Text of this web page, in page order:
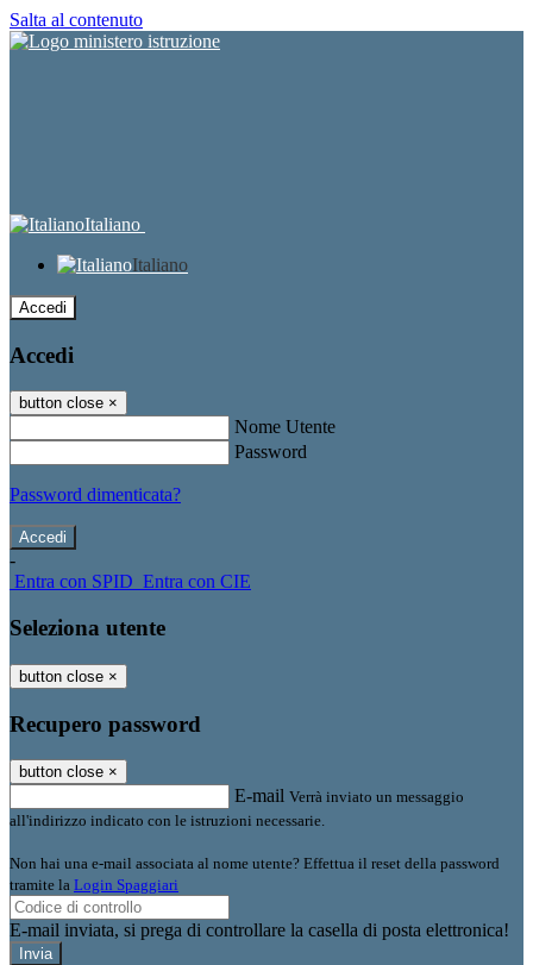
Salta al contenuto
Italiano
Italiano
Accedi
Accedi
button close ×
Nome Utente
Password
Password dimenticata?
-
Entra con SPID Entra con CIE
Seleziona utente
button close ×
Recupero password
button close ×
E-mail Verrà inviato un messaggio
all'indirizzo indicato con le istruzioni necessarie.
Non hai una e-mail associata al nome utente? Effettua il reset della password
tramite la Login Spaggiari
E-mail inviata, si prega di controllare la casella di posta elettronica!